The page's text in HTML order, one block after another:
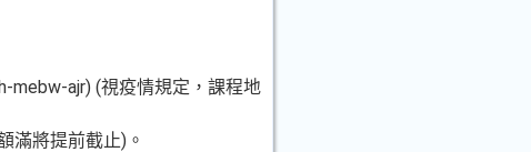
ajr) (視疫情規定，課程地
滿將提前截止)。